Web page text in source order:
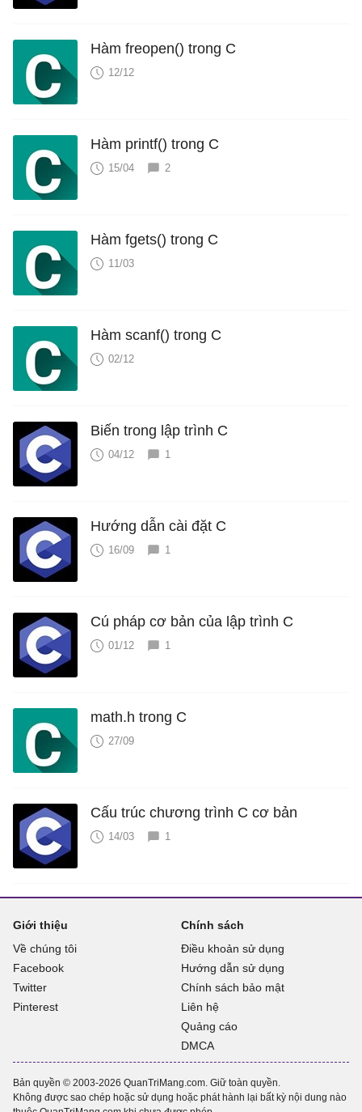
Hàm freopen() trong C
12/12
Hàm printf() trong C
15/04 2
Hàm fgets() trong C
11/03
Hàm scanf() trong C
02/12
Biến trong lập trình C
04/12 1
Hướng dẫn cài đặt C
16/09 1
Cú pháp cơ bản của lập trình C
01/12 1
math.h trong C
27/09
Cấu trúc chương trình C cơ bản
14/03 1
Giới thiệu
Về chúng tôi
Facebook
Twitter
Pinterest
Chính sách
Điều khoản sử dụng
Hướng dẫn sử dụng
Chính sách bảo mật
Liên hệ
Quảng cáo
DMCA
Bản quyền © 2003-2026 QuanTriMang.com. Giữ toàn quyền.
Không được sao chép hoặc sử dụng hoặc phát hành lại bất kỳ nội dung nào